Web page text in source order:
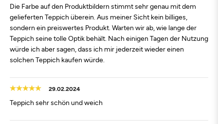
Die Farbe auf den Produktbildern stimmt sehr genau mit dem
gelieferten Teppich überein. Aus meiner Sicht kein billiges,
sondern ein preiswertes Produkt. Warten wir ab, wie lange der
Teppich seine tolle Optik behält. Nach einigen Tagen der Nutzung
würde ich aber sagen, dass ich mir jederzeit wieder einen
solchen Teppich kaufen würde.
29.02.2024
Teppich sehr schön und weich